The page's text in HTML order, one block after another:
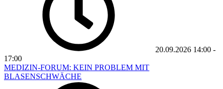
20.09.2026 14:00 -
17:00
MEDIZIN-FORUM: KEIN PROBLEM MIT
BLASENSCHWÄCHE